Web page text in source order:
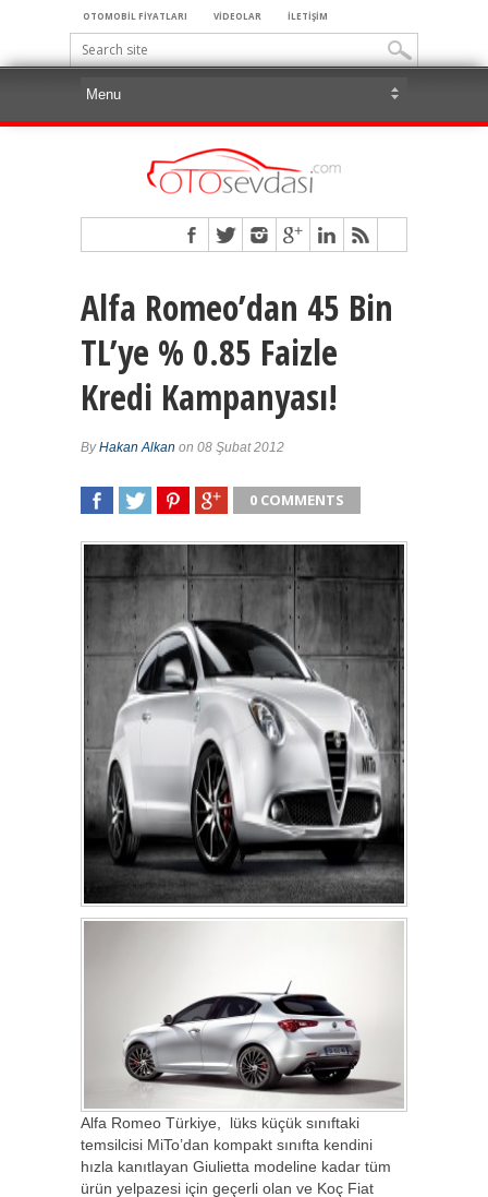
OTOMOBİL FİYATLARI VİDEOLAR İLETİŞİM
Alfa Romeo’dan 45 Bin
TL’ye % 0.85 Faizle
Kredi Kampanyası!
ByHakan Alkan on 08 Şubat 2012
0 COMMENTS
Alfa Romeo Türkiye, lüks küçük sınıftaki
temsilcisi MiTo’dan kompakt sınıfta kendini
hızla kanıtlayan Giulietta modeline kadar tüm
ürün yelpazesi için geçerli olan ve Koç Fiat